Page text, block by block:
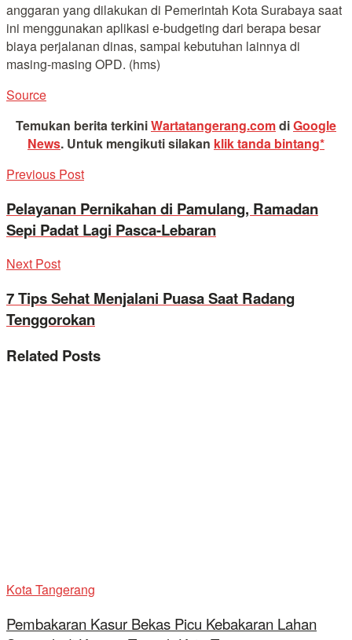
anggaran yang dilakukan di Pemerintah Kota Surabaya saat
ini menggunakan aplikasi e-budgeting dari berapa besar
biaya perjalanan dinas, sampai kebutuhan lainnya di
masing-masing OPD. (hms)
Source
Temukan berita terkiniWartatangerang.comdiGoogle
News. Untuk mengikuti silakan klik tanda bintang*
Previous Post
Pelayanan Pernikahan di Pamulang, Ramadan
Sepi Padat Lagi Pasca-Lebaran
Next Post
7 Tips Sehat Menjalani Puasa Saat Radang
Tenggorokan
Related Posts
Kota Tangerang
Pembakaran Kasur Bekas Picu Kebakaran Lahan